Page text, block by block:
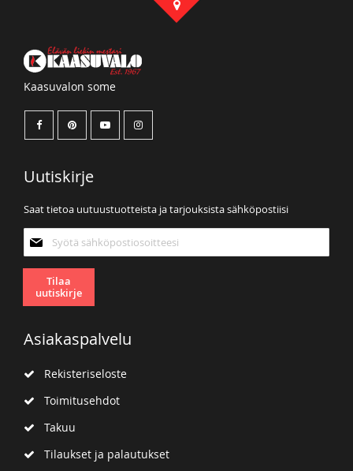
Kaasuvalon some
Uutiskirje
Saat tietoa uutuustuotteista ja tarjouksista sähköpostiisi
uutiskirjeemme:
Tilaa
uutiskirje
Asiakaspalvelu
Rekisteriseloste
Toimitusehdot
Takuu
Tilaukset ja palautukset